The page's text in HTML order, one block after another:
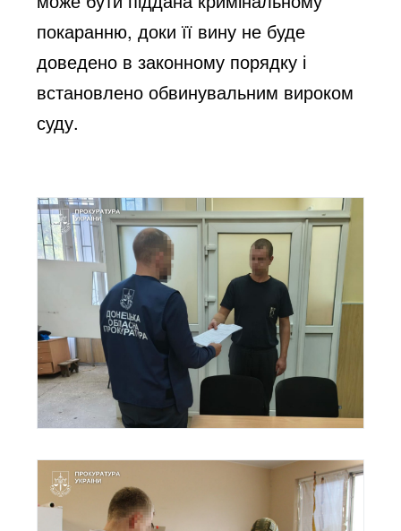
покаранню, доки її вину не буде
доведено в законному порядку і
встановлено обвинувальним вироком
суду.